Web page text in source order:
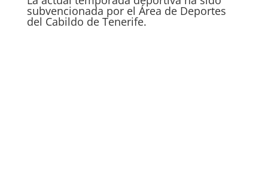
subvencionada por el Área de Deportes
del Cabildo de Tenerife.